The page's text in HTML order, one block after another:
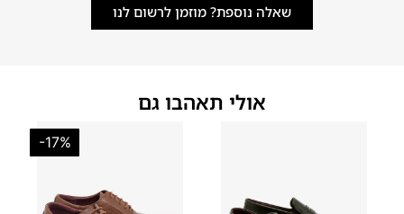
שאלה נוספת? מוזמן לרשום לנו
אולי תאהבו גם
-17%